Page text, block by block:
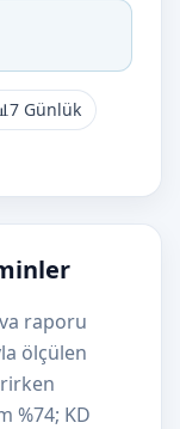
7 Günlük
raporu
ölçülen
%74; KD